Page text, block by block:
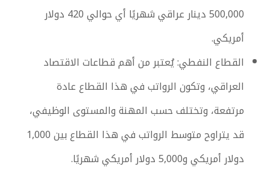
500,000 دينار عراقي شهريًا أي حوالي 420 دولار
أمريكي.
القطاع النفطي: يُعتبر من أهم قطاعات الاقتصاد
العراقي، وتكون الرواتب في هذا القطاع عادة
مرتفعة، وتختلف حسب المهنة والمستوى الوظيفي،
قد يتراوح متوسط الرواتب في هذا القطاع بين 1,000
دولار أمريكي و5,000 دولار أمريكي شهريًا.